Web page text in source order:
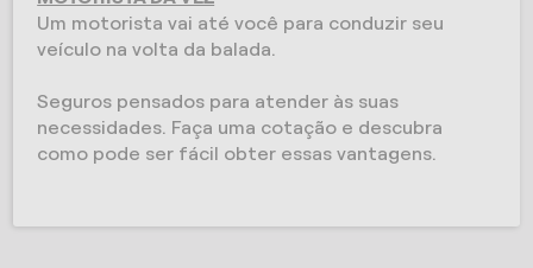
Um motorista vai até você para conduzir seu
veículo na volta da balada.
Seguros pensados para atender às suas
necessidades. Faça uma cotação e descubra
como pode ser fácil obter essas vantagens.